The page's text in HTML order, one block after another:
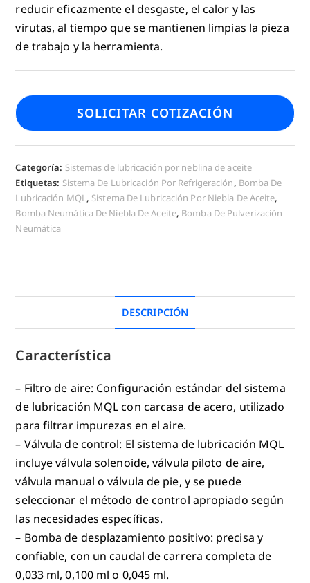
reducir eficazmente el desgaste, el calor y las
virutas, al tiempo que se mantienen limpias la pieza
de trabajo y la herramienta.
SOLICITAR COTIZACIÓN
Categoría: Sistemas de lubricación por neblina de aceite
Etiquetas: Sistema De Lubricación Por Refrigeración, Bomba De
Lubricación MQL, Sistema De Lubricación Por Niebla De Aceite,
Bomba Neumática De Niebla De Aceite, Bomba De Pulverización
Neumática
DESCRIPCIÓN
Característica
– Filtro de aire: Configuración estándar del sistema
de lubricación MQL con carcasa de acero, utilizado
para filtrar impurezas en el aire.
– Válvula de control: El sistema de lubricación MQL
incluye válvula solenoide, válvula piloto de aire,
válvula manual o válvula de pie, y se puede
seleccionar el método de control apropiado según
las necesidades específicas.
– Bomba de desplazamiento positivo: precisa y
confiable, con un caudal de carrera completa de
0,033 ml, 0,100 ml o 0,045 ml.